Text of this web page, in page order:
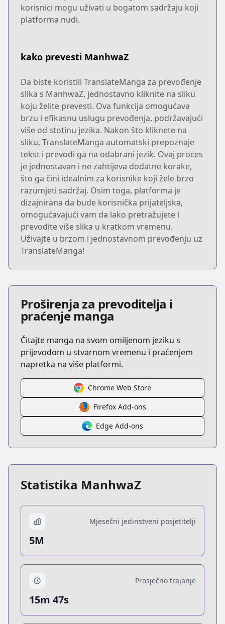
korisnici mogu uživati u bogatom sadržaju koji
platforma nudi.
kako prevesti ManhwaZ
Da biste koristili TranslateManga za prevođenje
slika s ManhwaZ, jednostavno kliknite na sliku
koju želite prevesti. Ova funkcija omogućava
brzu i efikasnu uslugu prevođenja, podržavajući
više od stotinu jezika. Nakon što kliknete na
sliku, TranslateManga automatski prepoznaje
tekst i prevodi ga na odabrani jezik. Ovaj proces
je jednostavan i ne zahtijeva dodatne korake,
što ga čini idealnim za korisnike koji žele brzo
razumjeti sadržaj. Osim toga, platforma je
dizajnirana da bude korisnička prijateljska,
omogućavajući vam da lako pretražujete i
prevodite više slika u kratkom vremenu.
Uživajte u brzom i jednostavnom prevođenju uz
TranslateManga!
Proširenja za prevoditelja i
praćenje manga
Čitajte manga na svom omiljenom jeziku s
prijevodom u stvarnom vremenu i praćenjem
napretka na više platformi.
Chrome Web Store
Firefox Add-ons
Edge Add-ons
Statistika ManhwaZ
Mjesečni jedinstveni posjetitelji
5M
Prosječno trajanje
15m 47s